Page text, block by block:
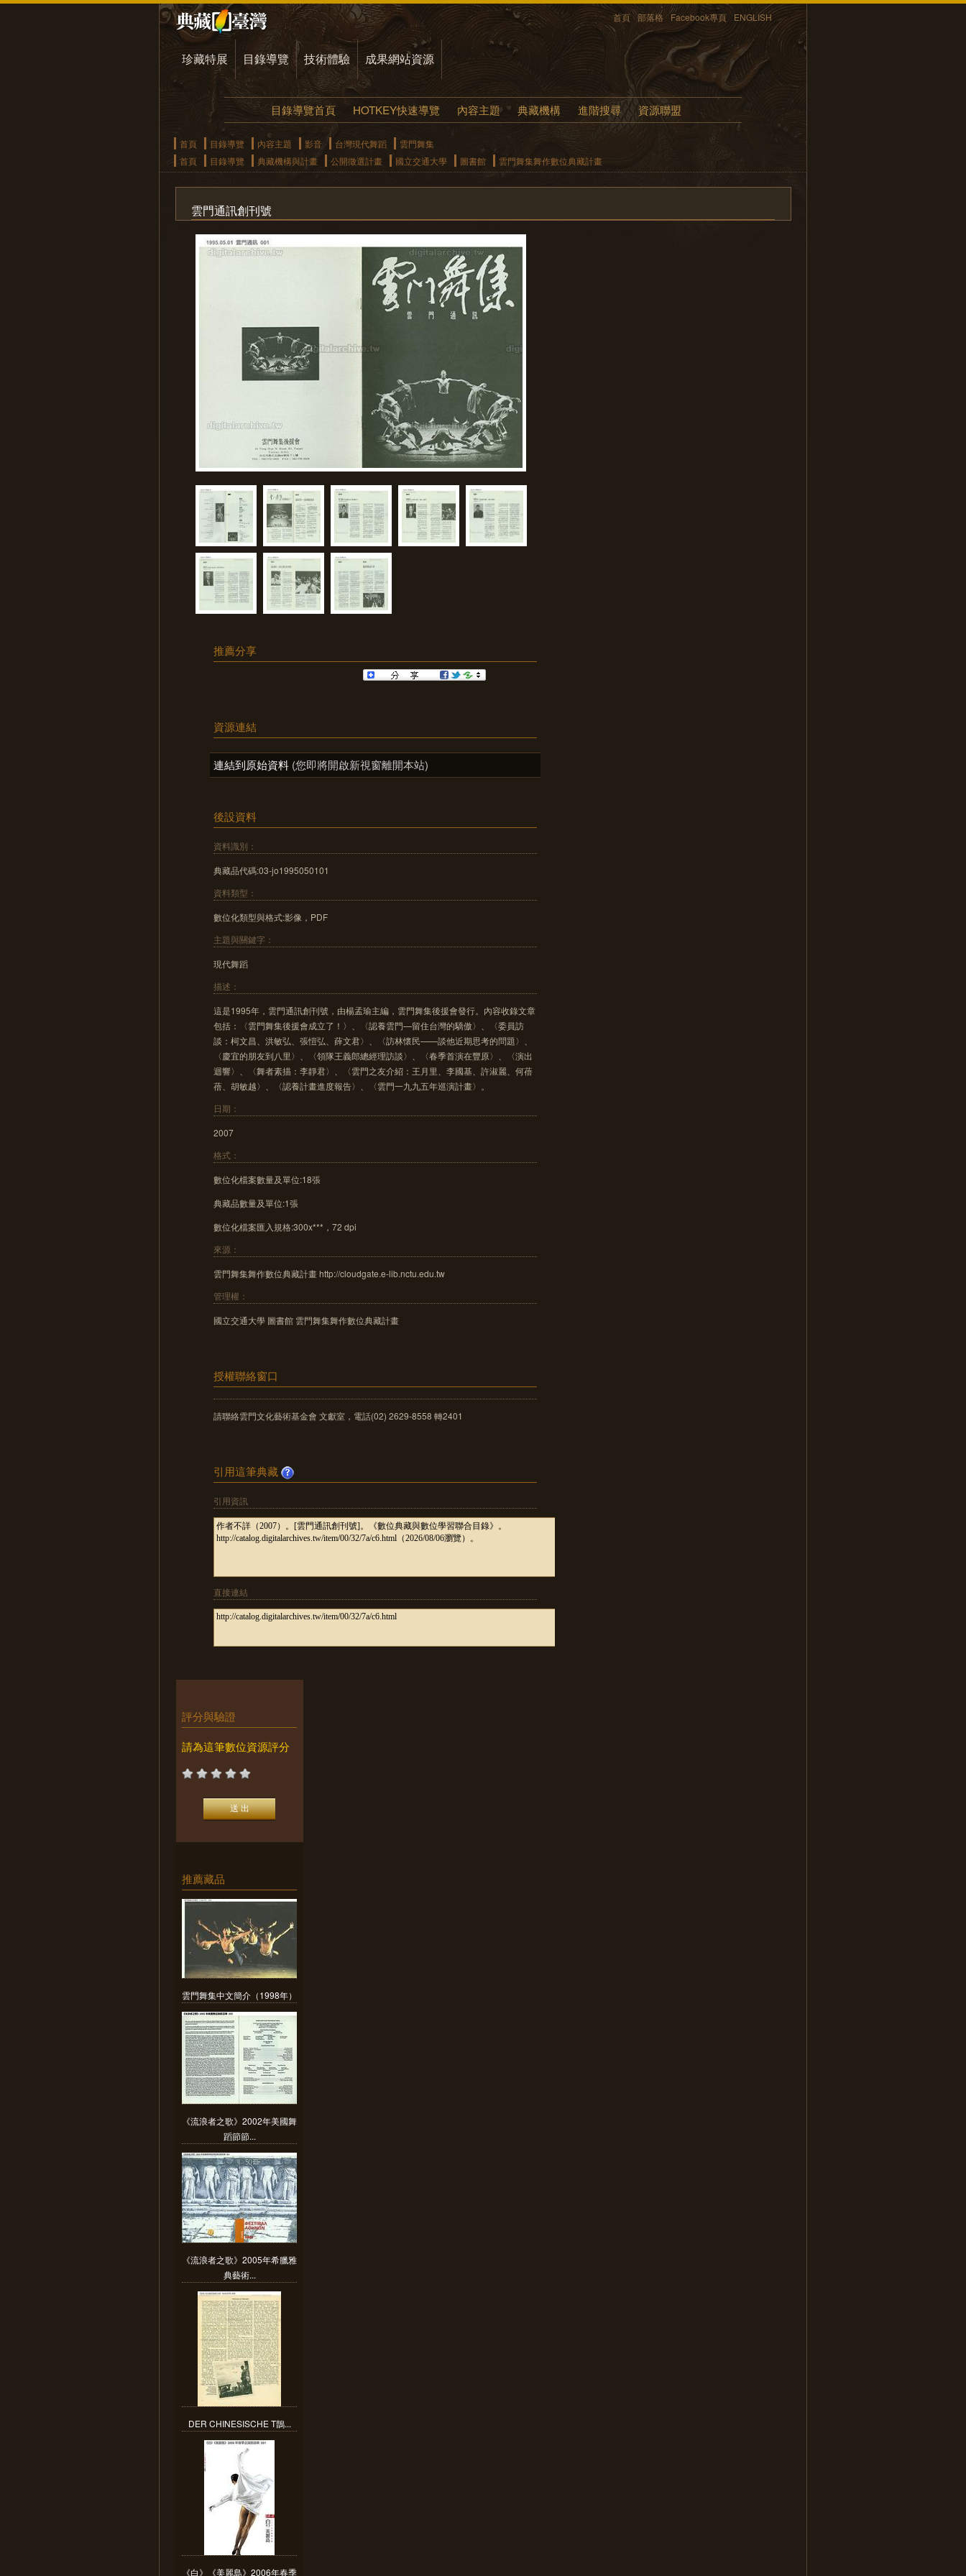
首頁 部落格 Facebook專頁 ENGLISH
珍藏特展 目錄導覽 技術體驗 成果網站資源
目錄導覽首頁 HOTKEY快速導覽 內容主題 典藏機構 進階搜尋 資源聯盟
首頁 目錄導覽 內容主題 影音 台灣現代舞蹈
雲門舞集
首頁
目錄導覽 典藏機構與計畫 公開徵選計畫 國立交通大學 圖書館 雲門舞集舞作數位典藏計畫
雲門通訊創刊號
推薦分享
資源連結
連結到原始資料 (您即將開啟新視窗離開本站)
後設資料
資料識別：
典藏品代碼:03-jo1995050101
資料類型：
數位化類型與格式:影像，PDF
主題與關鍵字：
現代舞蹈
描述：
這是1995年，雲門通訊創刊號，由楊孟瑜主編，雲門舞集後援會發行。內容收錄文章
包括：〈雲門舞集後援會成立了！〉、〈認養雲門—留住台灣的驕傲〉、〈委員訪
談：柯文昌、洪敏弘、張愷弘、薛文君〉、〈訪林懷民——談他近期思考的問題〉、
〈慶宜的朋友到八里〉、〈領隊王義郎總經理訪談〉、〈春季首演在豐原〉、〈演出
迴響〉、〈舞者素描：李靜君〉、〈雲門之友介紹：王月里、李國基、許淑麗、何蓓
蓓、胡敏越〉、〈認養計畫進度報告〉、〈雲門一九九五年巡演計畫〉。
日期：
2007
格式：
數位化檔案數量及單位:18張
典藏品數量及單位:1張
數位化檔案匯入規格:300x***，72 dpi
來源：
雲門舞集舞作數位典藏計畫 http://cloudgate.e-lib.nctu.edu.tw
管理權：
國立交通大學 圖書館 雲門舞集舞作數位典藏計畫
授權聯絡窗口
請聯絡雲門文化藝術基金會 文獻室，電話(02) 2629-8558 轉2401
引用這筆典藏
引用資訊
直接連結
評分與驗證
請為這筆數位資源評分
推薦藏品
雲門舞集中文簡介（1998年）
《流浪者之歌》2002年美國舞
蹈節節...
《流浪者之歌》2005年希臘雅
典藝術...
DER CHINESISCHE T鵲...
《白》《美麗島》2006年春季